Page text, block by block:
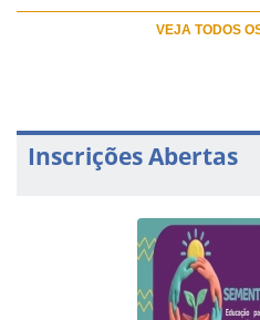
VEJA TODOS
Inscrições Abertas